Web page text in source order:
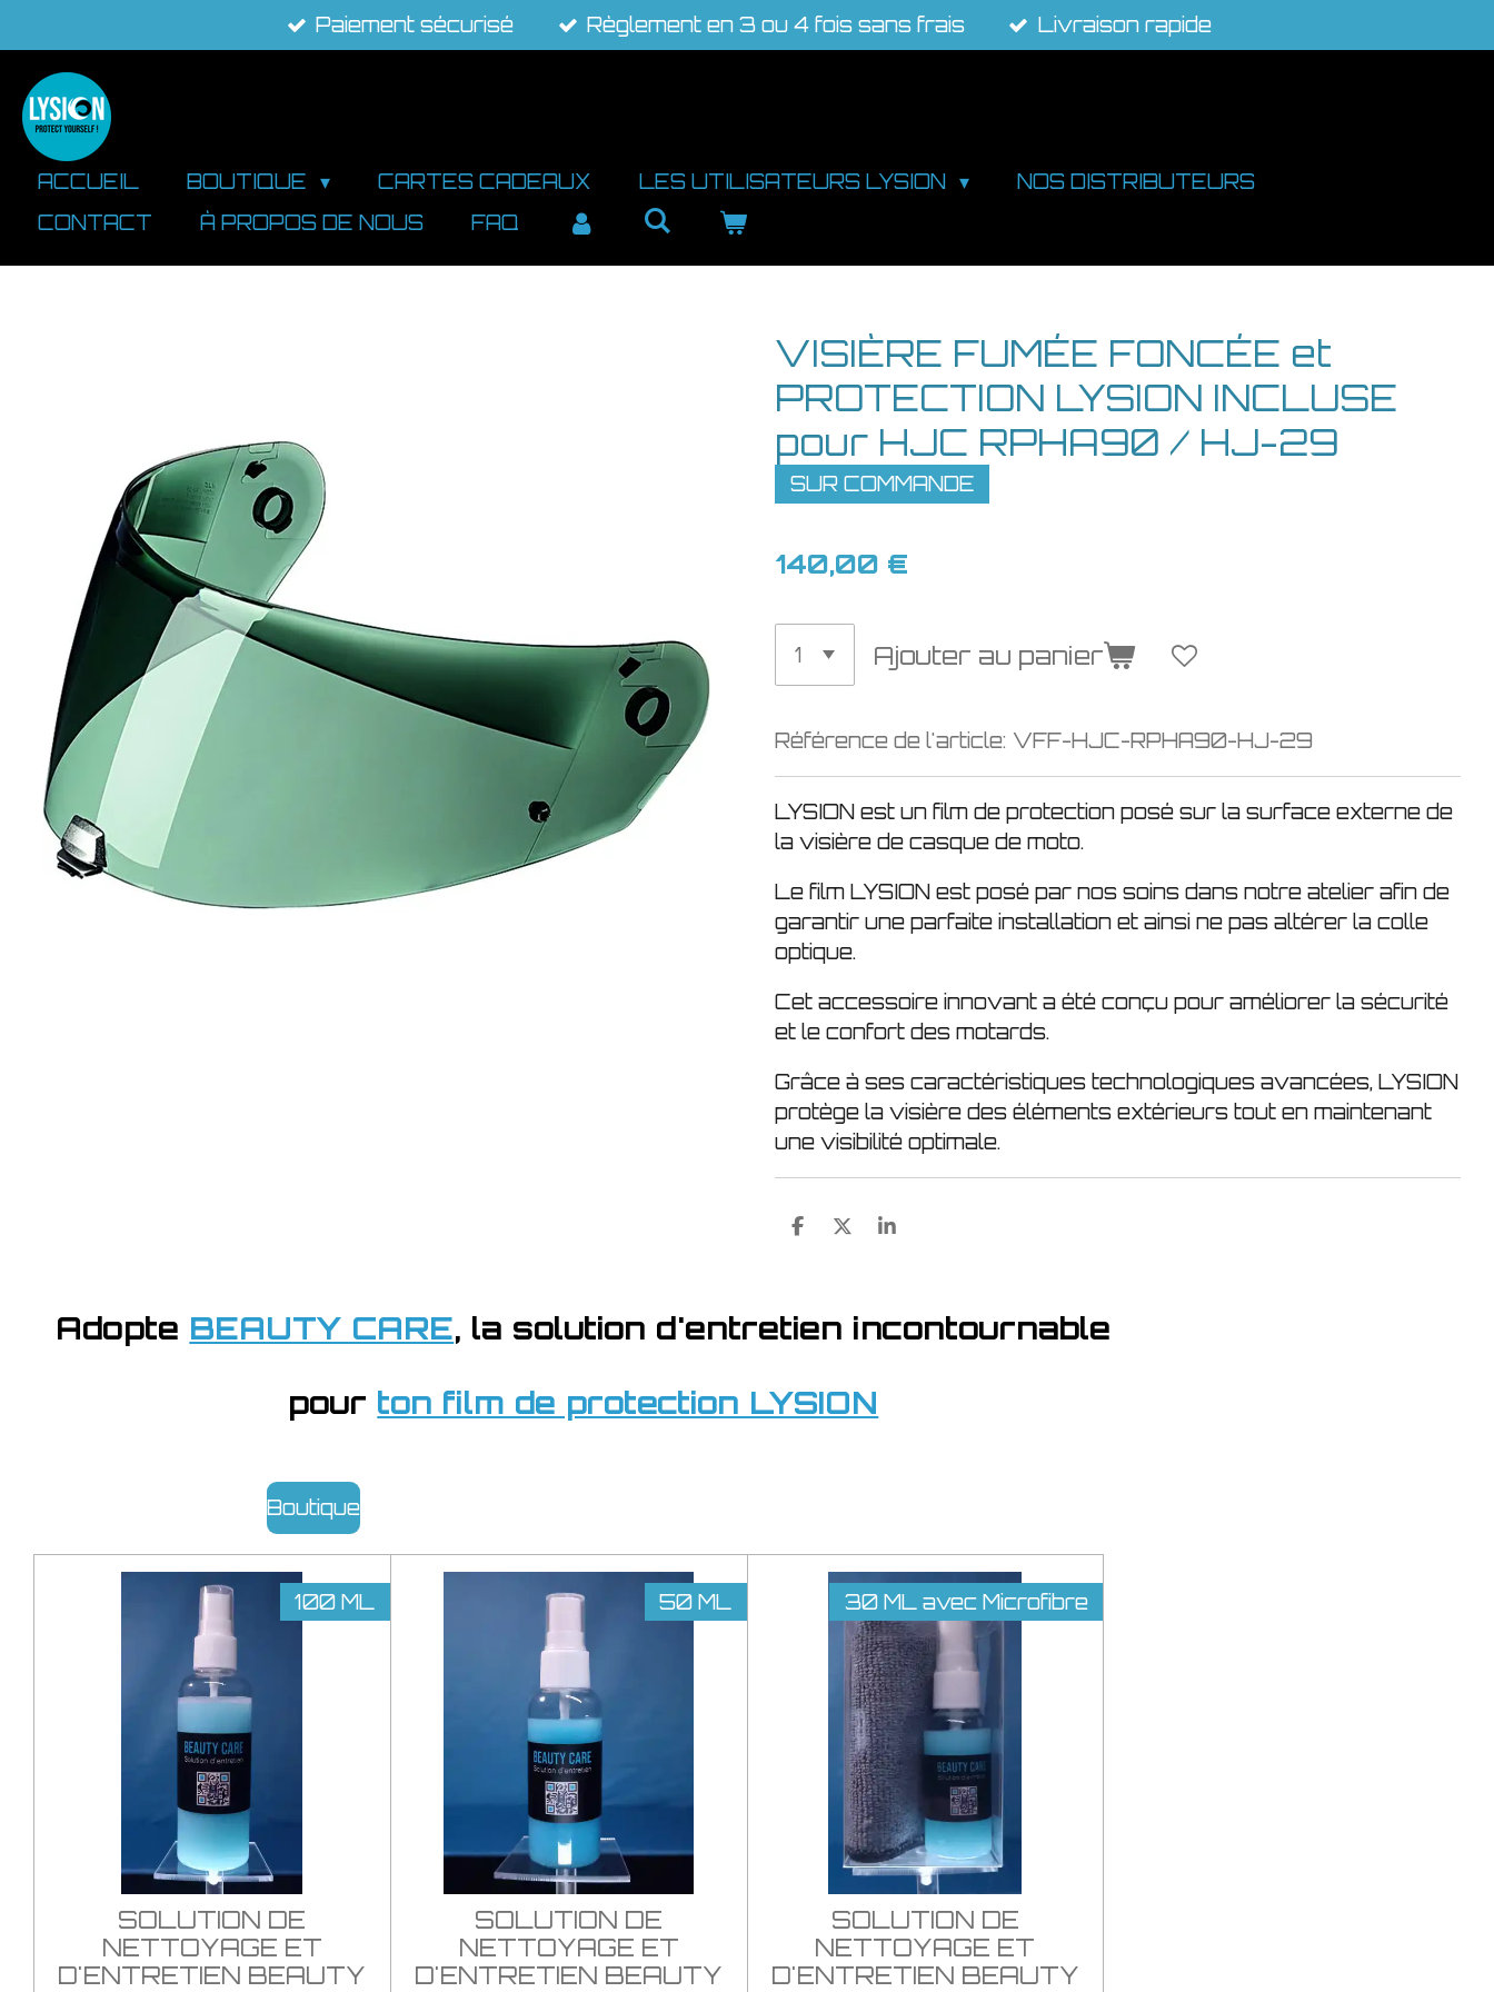
au
contenu
principal
Paiement sécurisé Règlement en 3 ou 4 fois sans frais Livraison rapide
ACCUEIL BOUTIQUE CARTES CADEAUX LES UTILISATEURS LYSION
NOS DISTRIBUTEURS
CONTACT
À PROPOS DE NOUS FAQ
VISIÈRE FUMÉE FONCÉE et
PROTECTION LYSION INCLUSE
pour HJC RPHA90 / HJ-29
SUR COMMANDE
140,00 €
Ajouter au panier
Référence de l'article: VFF-HJC-RPHA90-HJ-29
LYSION est un film de protection posé sur la surface externe de
la visière de casque de moto.
Le film LYSION est posé par nos soins dans notre atelier afin de
garantir une parfaite installation et ainsi ne pas altérer la colle
optique.
Cet accessoire innovant a été conçu pour améliorer la sécurité
et le confort des motards.
Grâce à ses caractéristiques technologiques avancées, LYSION
protège la visière des éléments extérieurs tout en maintenant
une visibilité optimale.
P
a
g
P
g
P
g
Adopte BEAUTY CARE, la solution d'entretien incontournable
pour ton film de protection LYSION
Boutique
100 ML
SOLUTION DE
NETTOYAGE ET
D'ENTRETIEN BEAUTY
50 ML
SOLUTION DE
NETTOYAGE ET
D'ENTRETIEN BEAUTY
30 ML avec Microfibre
SOLUTION DE
NETTOYAGE ET
D'ENTRETIEN BEAUTY